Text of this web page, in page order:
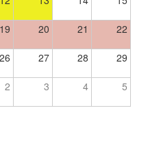
19 20 21 22
26 27 28 29
2 3 4 5